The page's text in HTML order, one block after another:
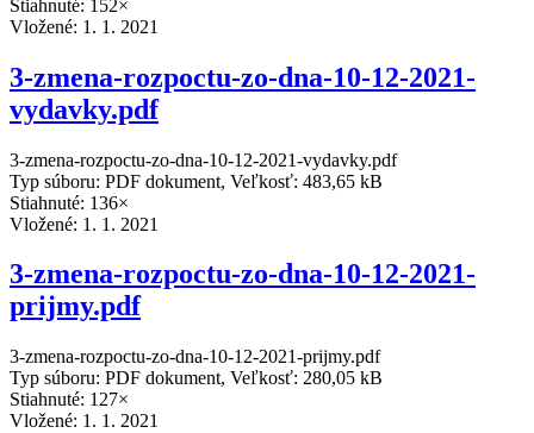
Stiahnuté: 152×
Vložené: 1. 1. 2021
3-zmena-rozpoctu-zo-dna-10-12-2021-
vydavky.pdf
3-zmena-rozpoctu-zo-dna-10-12-2021-vydavky.pdf
Typ súboru: PDF dokument, Veľkosť: 483,65 kB
Stiahnuté: 136×
Vložené: 1. 1. 2021
3-zmena-rozpoctu-zo-dna-10-12-2021-
prijmy.pdf
3-zmena-rozpoctu-zo-dna-10-12-2021-prijmy.pdf
Typ súboru: PDF dokument, Veľkosť: 280,05 kB
Stiahnuté: 127×
Vložené: 1. 1. 2021